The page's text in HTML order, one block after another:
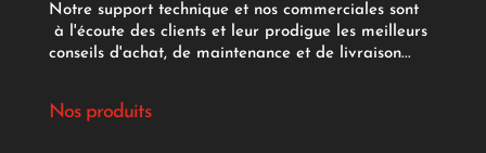
Notre support technique et nos commerciales sont
à l'écoute des clients et leur prodigue les meilleurs
conseils d'achat, de maintenance et de livraison...
Nos produits